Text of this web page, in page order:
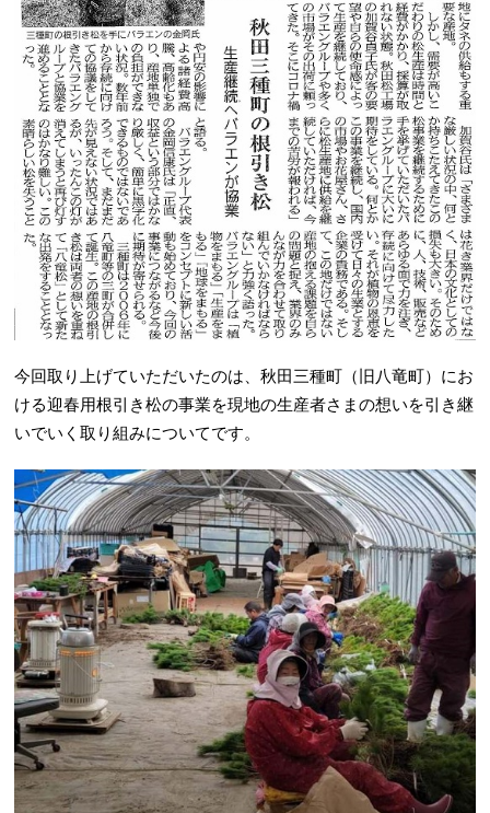
今回取り上げていただいたのは、秋田三種町（旧八竜町）にお
ける迎春用根引き松の事業を現地の生産者さまの想いを引き継
いでいく取り組みについてです。